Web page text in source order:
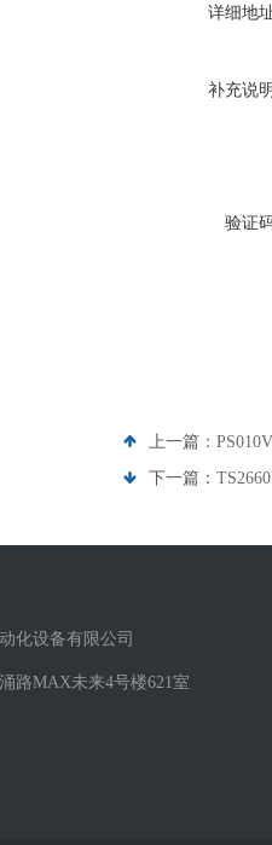
详细地
补充说
验证
上一篇：
下一篇：
化设备有限公司
路MAX未来4号楼621室